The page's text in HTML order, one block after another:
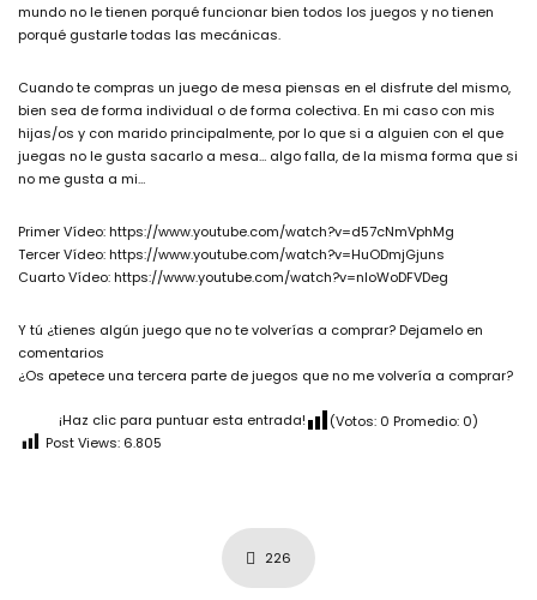
mundo no le tienen porqué funcionar bien todos los juegos y no tienen
porqué gustarle todas las mecánicas.
Cuando te compras un juego de mesa piensas en el disfrute del mismo,
bien sea de forma individual o de forma colectiva. En mi caso con mis
hijas/os y con marido principalmente, por lo que si a alguien con el que
juegas no le gusta sacarlo a mesa… algo falla, de la misma forma que si
no me gusta a mi…
Primer Vídeo: https://www.youtube.com/watch?v=d57cNmVphMg
Tercer Vídeo: https://www.youtube.com/watch?v=HuODmjGjuns
Cuarto Vídeo: https://www.youtube.com/watch?v=nloWoDFVDeg
Y tú ¿tienes algún juego que no te volverías a comprar? Dejamelo en
comentarios
¿Os apetece una tercera parte de juegos que no me volvería a comprar?
¡Haz clic para puntuar esta entrada! (Votos: 0 Promedio: 0)
Post Views: 6.805
226